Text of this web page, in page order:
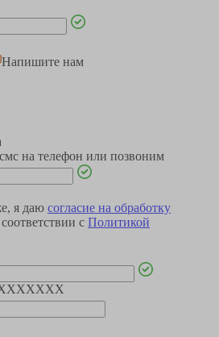
Напишите нам
на телефон или позвоним
я даю согласие на обработку
с Политикой